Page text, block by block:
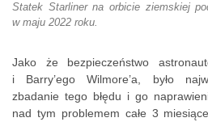
Statek Starliner na orbicie ziemskiej
w maju 2022 roku.
Jako że bezpieczeństwo
i Barry’ego Wilmore’a, było
zbadanie tego błędu i go
nad tym problemem całe 3